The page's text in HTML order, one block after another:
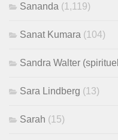
Sananda (1,119)
Sanat Kumara (104)
Sandra Walter
Sara Lindberg (13)
Sarah (15)